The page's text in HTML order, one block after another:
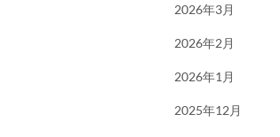
2026年3月
2026年2月
2026年1月
2025年12月